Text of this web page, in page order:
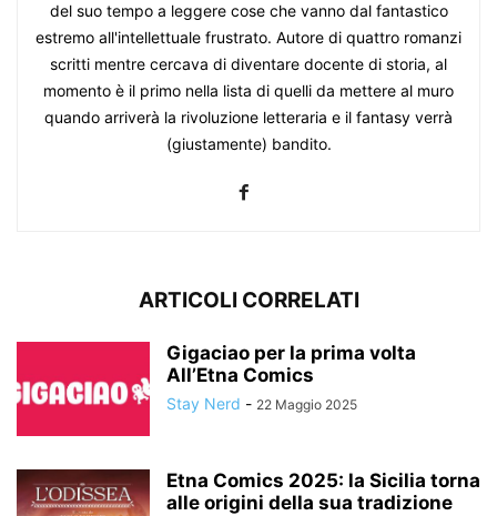
del suo tempo a leggere cose che vanno dal fantastico
estremo all'intellettuale frustrato. Autore di quattro romanzi
scritti mentre cercava di diventare docente di storia, al
momento è il primo nella lista di quelli da mettere al muro
quando arriverà la rivoluzione letteraria e il fantasy verrà
(giustamente) bandito.
ARTICOLI CORRELATI
Gigaciao per la prima volta
All’Etna Comics
Stay Nerd - 22 Maggio 2025
Etna Comics 2025: la Sicilia torna
alle origini della sua tradizione